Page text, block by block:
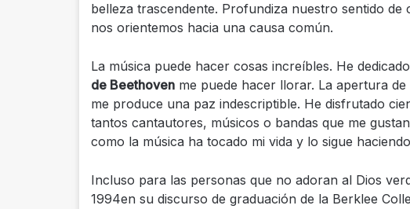
belleza trascendente. Profundiza nuestro sentido
nos orientemos hacia una causa común.
La música puede hacer cosas increíbles. He
de Beethovenme puede hacer llorar. La apertura de
me produce una paz indescriptible. He disfrutado
tantos cantautores, músicos o bandas que me
como la música ha tocado mi vida y lo sigue
Incluso para las personas que no adoran al Dios
1994en su discurso de graduación de la Berklee